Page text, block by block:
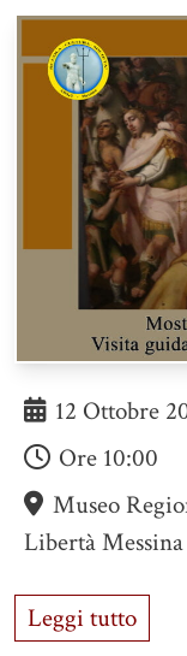
12 Ottobre
Ore 10:00
Museo
Libertà Messina
Leggi tutto